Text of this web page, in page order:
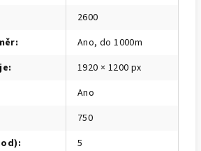
2600
:
Ano, do 1000m
:
1920 × 1200 px
Ano
750
: 5